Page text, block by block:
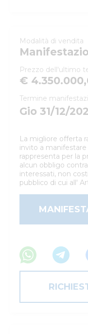
Modalità di vendita
Prezzo dell'ultimo
€
Termine
Gio 31/12/
La migliore offerta
invito a
rappresenta per la
alcun obbligo
interessati, non
pubblico di cui all'